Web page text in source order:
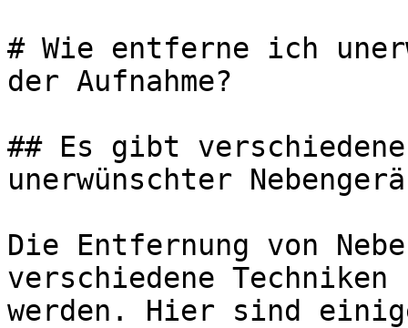
# Wie entferne ich
der Aufnahme?
## Es gibt verschiedene
unerwünschter
Die Entfernung von
verschiedene
werden. Hier sind